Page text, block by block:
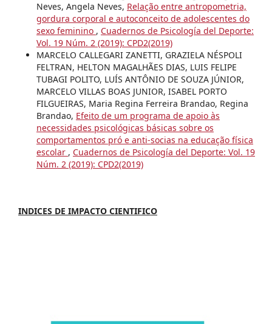
Neves, Angela Neves, Relação entre antropometria,
gordura corporal e autoconceito de adolescentes do
sexo feminino , Cuadernos de Psicología del Deporte:
Vol. 19 Núm. 2 (2019): CPD2(2019)
MARCELO CALLEGARI ZANETTI, GRAZIELA NÉSPOLI
FELTRAN, HELTON MAGALHÃES DIAS, LUIS FELIPE
TUBAGI POLITO, LUÍS ANTÔNIO DE SOUZA JÚNIOR,
MARCELO VILLAS BOAS JUNIOR, ISABEL PORTO
FILGUEIRAS, Maria Regina Ferreira Brandao, Regina
Brandao, Efeito de um programa de apoio às
necessidades psicológicas básicas sobre os
comportamentos pró e anti-socias na educação física
escolar , Cuadernos de Psicología del Deporte: Vol. 19
Núm. 2 (2019): CPD2(2019)
INDICES DE IMPACTO CIENTIFICO